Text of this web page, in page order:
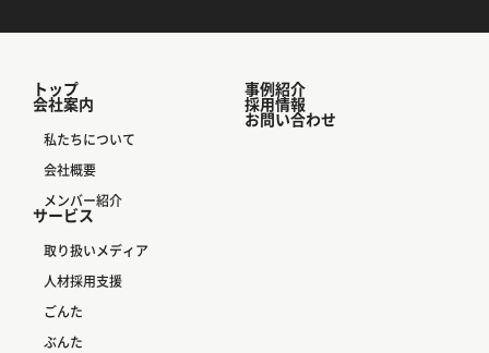
トップ
会社案内
私たちについて
会社概要
メンバー紹介
サービス
取り扱いメディア
人材採用支援
ごんた
ぶんた
事例紹介
採用情報
お問い合わせ